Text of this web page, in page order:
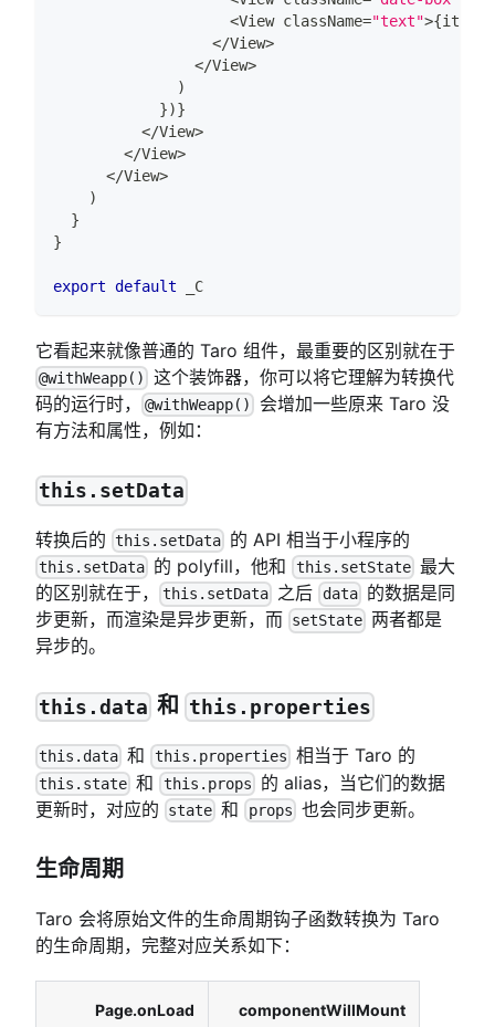
<View className="text">{item
</View>
</View>
)
})}
</View>
</View>
</View>
)
}
}
export default _C
它看起来就像普通的 Taro 组件，最重要的区别就在于
@withWeapp()
这个装饰器，你可以将它理解为转换代
码的运行时，
@withWeapp()
会增加一些原来 Taro 没
有方法和属性，例如：
this.setData
转换后的 this.setData 的 API 相当于小程序的
this.setData 的 polyfill，他和 this.setState 最大
的区别就在于，
this.setData 之后 data的数据是同
步更新，而渲染是异步更新，而 setState 两者都是
异步的。
this.data 和 this.properties
this.data 和 this.properties 相当于 Taro 的
this.state 和 this.props 的 alias，当它们的数据
更新时，对应的
state 和 props 也会同步更新。
生命周期
Taro 会将原始文件的生命周期钩子函数转换为 Taro
的生命周期，完整对应关系如下：
Page.onLoad componentWillMount